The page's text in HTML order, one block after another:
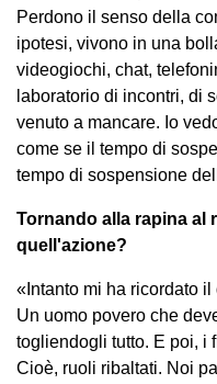
Perdono il senso della
ipotesi, vivono in una
videogiochi, chat,
laboratorio di incontri, di
venuto a mancare. Io
come se il tempo di
tempo di sospensione
Tornando alla rapina al
quell'azione?
«Intanto mi ha ricordato
Un uomo povero che
togliendogli tutto. E poi, i
Cioè, ruoli ribaltati. Noi